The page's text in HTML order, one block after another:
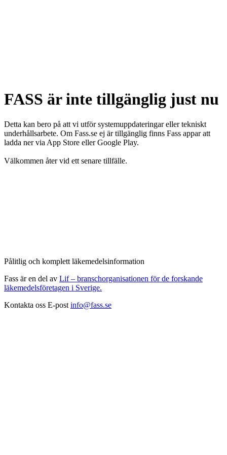
FASS är inte tillgänglig just nu
Detta kan bero på att vi utför systemuppdateringar eller tekniskt
underhållsarbete. Om Fass.se ej är tillgänglig finns Fass appar att
ladda ner via App Store eller Google Play.
Välkommen åter vid ett senare tillfälle.
Pålitlig och komplett läkemedelsinformation
Fass är en del av Lif – branschorganisationen för de forskande
läkemedelsföretagen i Sverige.
Kontakta oss E-post info@fass.se